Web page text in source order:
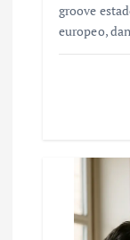
groove
europeo,